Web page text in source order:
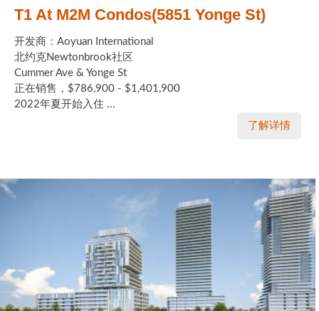
T1 At M2M Condos(5851 Yonge St)
开发商：Aoyuan International
北约克Newtonbrook社区
Cummer Ave & Yonge St
正在销售，$786,900 - $1,401,900
2022年夏开始入住 ...
了解详情